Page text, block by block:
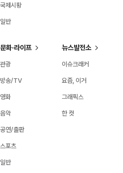
국제시황
일반
문화·라이프
관광
방송/TV
영화
음악
공연/출판
스포츠
일반
뉴스발전소
이슈크래커
요즘, 이거
그래픽스
한 컷